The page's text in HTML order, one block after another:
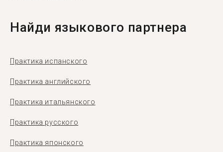
Найди языкового партнера
Практика испанского
Практика английского
Практика итальянского
Практика русского
Практика японского